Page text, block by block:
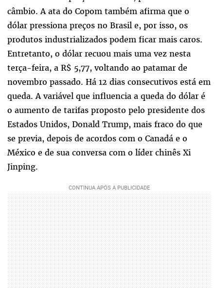
câmbio. A ata do Copom também afirma que o
dólar pressiona preços no Brasil e, por isso, os
produtos industrializados podem ficar mais caros.
Entretanto, o dólar recuou mais uma vez nesta
terça-feira, a R$ 5,77, voltando ao patamar de
novembro passado. Há 12 dias consecutivos está em
queda. A variável que influencia a queda do dólar é
o aumento de tarifas proposto pelo presidente dos
Estados Unidos, Donald Trump, mais fraco do que
se previa, depois de acordos com o Canadá e o
México e de sua conversa com o líder chinês Xi
Jinping.